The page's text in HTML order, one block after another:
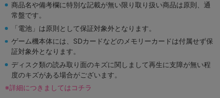
商品名や備考欄に特別な記載が無い限り取り扱い商品は原則、通
常盤です。
「電池」は原則として保証対象外となります。
ゲーム機本体には、SDカードなどのメモリーカードは付属せず保
証対象外となります。
ディスク類の読み取り面のキズに関しまして再生に支障が無い程
度のキズがある場合がございます。
※詳細につきましてはコチラ